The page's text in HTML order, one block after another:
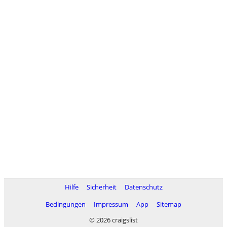
Hilfe Sicherheit
Datenschutz
Bedingungen
Impressum App
Sitemap
© 2026 craigslist